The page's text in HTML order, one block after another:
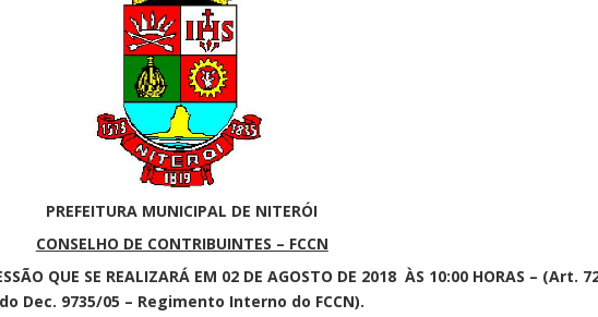
PREFEITURA MUNICIPAL DE NITERÓI
CONSELHO DE CONTRIBUINTES – FCCN
QUE SE REALIZARÁ EM 02 DE AGOSTO DE 2018 ÀS 10:00 HORAS – (Art.
do Dec. 9735/05 – Regimento Interno do FCCN).